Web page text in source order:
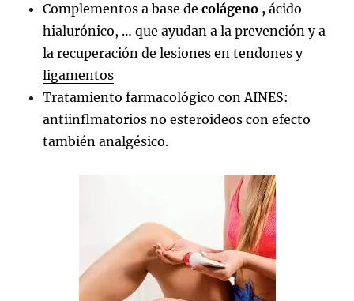
Complementos a base decolágeno ,ácido
hialurónico, … que ayudan a la prevención y a
la recuperación de lesiones en tendones y
ligamentos
Tratamiento farmacológico con AINES:
antiinflmatorios no esteroideos con efecto
también analgésico.